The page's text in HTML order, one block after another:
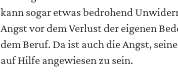
kann sogar etwas bedrohend
Angst vor dem Verlust der eigenen
dem Beruf. Da ist auch die Angst,
auf Hilfe angewiesen zu sein.